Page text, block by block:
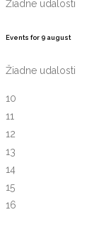
Žiadne udalosti
Events for9 august
Žiadne udalosti
10
11
12
13
14
15
16